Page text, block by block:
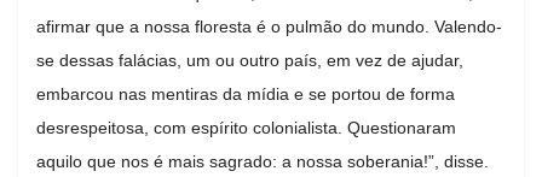
afirmar que a nossa floresta é o pulmão do mundo. Valendo-
se dessas falácias, um ou outro país, em vez de ajudar,
embarcou nas mentiras da mídia e se portou de forma
desrespeitosa, com espírito colonialista. Questionaram
aquilo que nos é mais sagrado: a nossa soberania!”, disse.